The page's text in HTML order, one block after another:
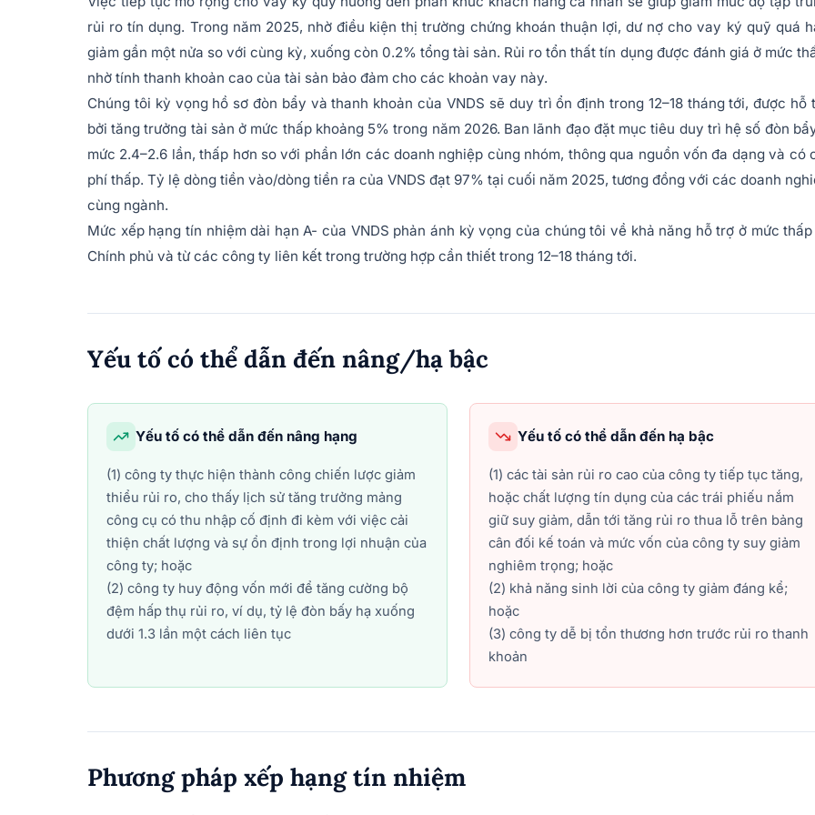
rủi ro tín dụng. Trong năm 2025, nhờ điều kiện thị trường chứng khoán thuận lợi, dư nợ cho vay ký quỹ quá
giảm gần một nửa so với cùng kỳ, xuống còn 0.2% tổng tài sản. Rủi ro tổn thất tín dụng được đánh giá ở mức
nhờ tính thanh khoản cao của tài sản bảo đảm cho các khoản vay này.
Chúng tôi kỳ vọng hồ sơ đòn bẩy và thanh khoản của VNDS sẽ duy trì ổn định trong 12–18 tháng tới, được hỗ
bởi tăng trưởng tài sản ở mức thấp khoảng 5% trong năm 2026. Ban lãnh đạo đặt mục tiêu duy trì hệ số đòn
mức 2.4–2.6 lần, thấp hơn so với phần lớn các doanh nghiệp cùng nhóm, thông qua nguồn vốn đa dạng và có
phí thấp. Tỷ lệ dòng tiền vào/dòng tiền ra của VNDS đạt 97% tại cuối năm 2025, tương đồng với các doanh
cùng ngành.
Mức xếp hạng tín nhiệm dài hạn A- của VNDS phản ánh kỳ vọng của chúng tôi về khả năng hỗ trợ ở mức
Chính phủ và từ các công ty liên kết trong trường hợp cần thiết trong 12–18 tháng tới.
Yếu tố có thể dẫn đến nâng/hạ bậc
Yếu tố có thể dẫn đến nâng hạng
(1) công ty thực hiện thành công chiến lược giảm
thiểu rủi ro, cho thấy lịch sử tăng trưởng mảng
công cụ có thu nhập cố định đi kèm với việc cải
thiện chất lượng và sự ổn định trong lợi nhuận của
công ty; hoặc
(2) công ty huy động vốn mới để tăng cường bộ
đệm hấp thụ rủi ro, ví dụ, tỷ lệ đòn bấy hạ xuống
dưới 1.3 lần một cách liên tục
Yếu tố có thể dẫn đến hạ bậc
(1) các tài sản rủi ro cao của công ty tiếp tục tăng,
hoặc chất lượng tín dụng của các trái phiếu nắm
giữ suy giảm, dẫn tới tăng rủi ro thua lỗ trên bảng
cân đối kế toán và mức vốn của công ty suy giảm
nghiêm trọng; hoặc
(2) khả năng sinh lời của công ty giảm đáng kể;
hoặc
(3) công ty dễ bị tổn thương hơn trước rủi ro thanh
khoản
Phương pháp xếp hạng tín nhiệm